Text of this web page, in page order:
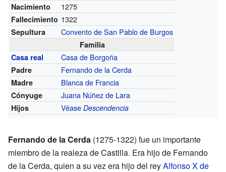
Nacimiento 1275
Fallecimiento 1322
Sepultura Convento de San Pablo de Burgos
Familia
Casa real
Casa de Borgoña
Padre Fernando de la Cerda
Madre Blanca de Francia
Cónyuge Juana Núñez de Lara
Hijos VéaseDescendencia
Fernando de la Cerda (1275-1322) fue un importante
miembro de la realeza de Castilla. Era hijo de Fernando
de la Cerda, quien a su vez era hijo del reyAlfonso X de